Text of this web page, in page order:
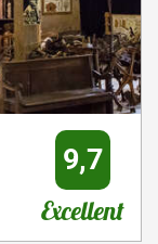
9,7
Excellent